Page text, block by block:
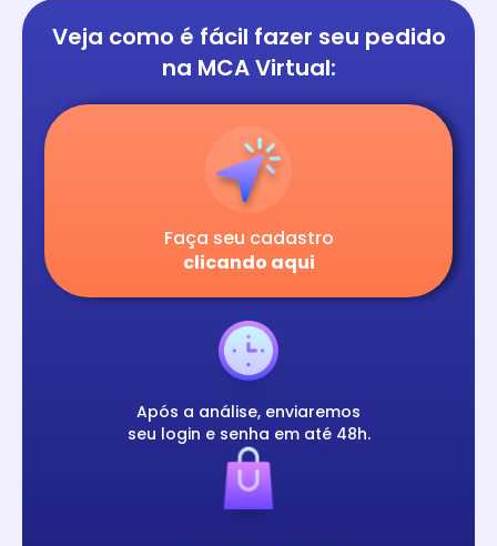
Veja como é fácil fazer seu pedido
na MCA Virtual:
Faça seu cadastro
clicando aqui
Após a análise, enviaremos
seu login e senha em até 48h.